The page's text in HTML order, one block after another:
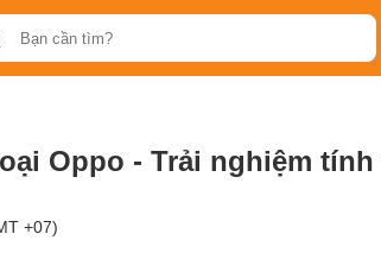
Oppo - Trải nghiệm
+07)